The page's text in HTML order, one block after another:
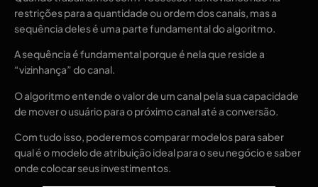
restrições para a quantidade ou ordem dos canais, mas a
sequência deles é uma parte fundamental do algoritmo.
A sequência é fundamental porque é nela que reside a
“vizinhança” do canal.
O algoritmo entende o valor de um canal pela sua capacidade
de mover o usuário para o próximo canal até a conversão.
Com tudo isso, poderemos comparar modelos para saber
qual é o modelo de atribuição ideal para o seu negócio e saber
onde colocar seus investimentos.